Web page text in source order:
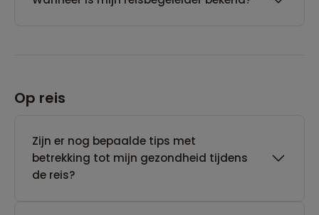
Op reis
Zijn er nog bepaalde tips met
betrekking tot mijn gezondheid tijdens
de reis?